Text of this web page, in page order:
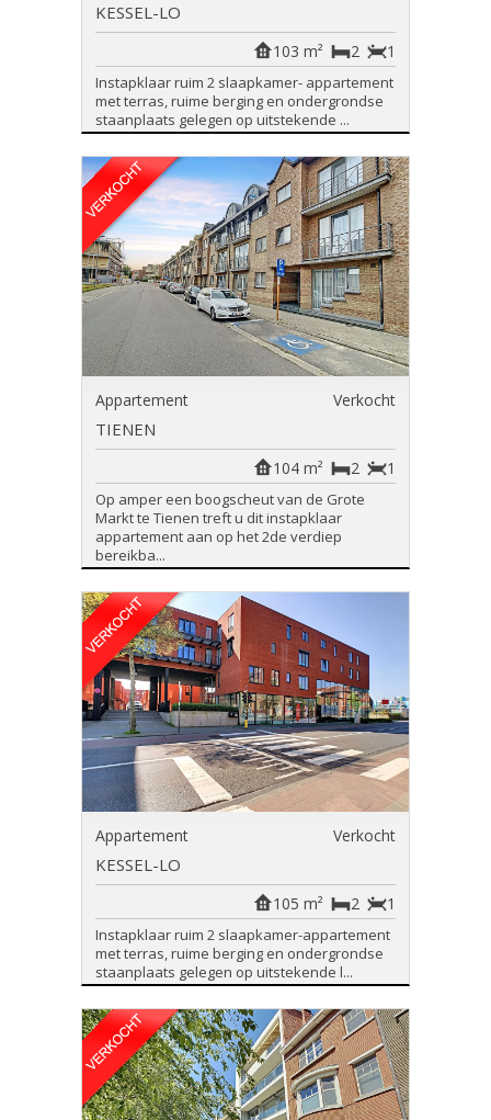
KESSEL-LO
1
2
103 m²
Instapklaar ruim 2 slaapkamer- appartement
met terras, ruime berging en ondergrondse
staanplaats gelegen op uitstekende ...
Appartement Verkocht
TIENEN
1
2
104 m²
Op amper een boogscheut van de Grote
Markt te Tienen treft u dit instapklaar
appartement aan op het 2de verdiep
bereikba...
Appartement Verkocht
KESSEL-LO
1
2
105 m²
Instapklaar ruim 2 slaapkamer-appartement
met terras, ruime berging en ondergrondse
staanplaats gelegen op uitstekende l...